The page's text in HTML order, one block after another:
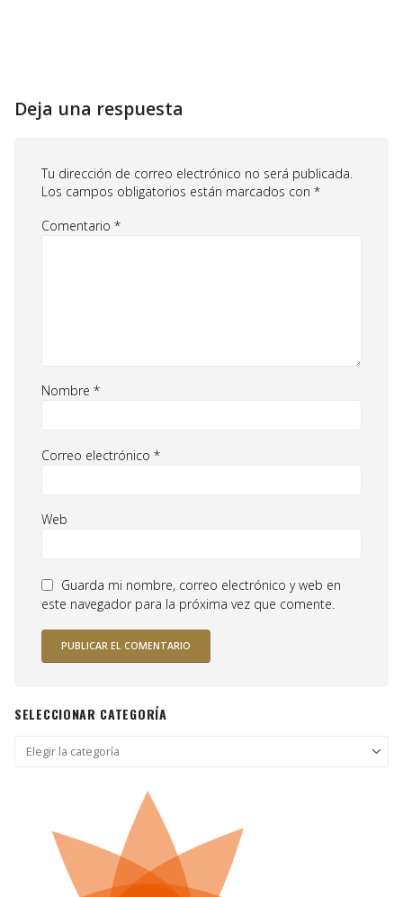
Deja una respuesta
Tu dirección de correo electrónico no será publicada.
Los campos obligatorios están marcados con *
Comentario *
Nombre *
Correo electrónico *
Web
Guarda mi nombre, correo electrónico y web en
este navegador para la próxima vez que comente.
SELECCIONAR CATEGORÍA
Seleccionar
categoría